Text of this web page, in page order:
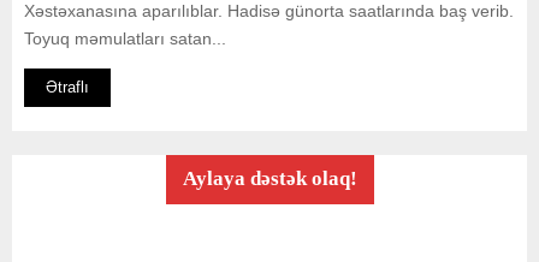
Xəstəxanasına aparılıblar. Hadisə günorta saatlarında baş verib.
Toyuq məmulatları satan...
Ətraflı
Aylaya dəstək olaq!